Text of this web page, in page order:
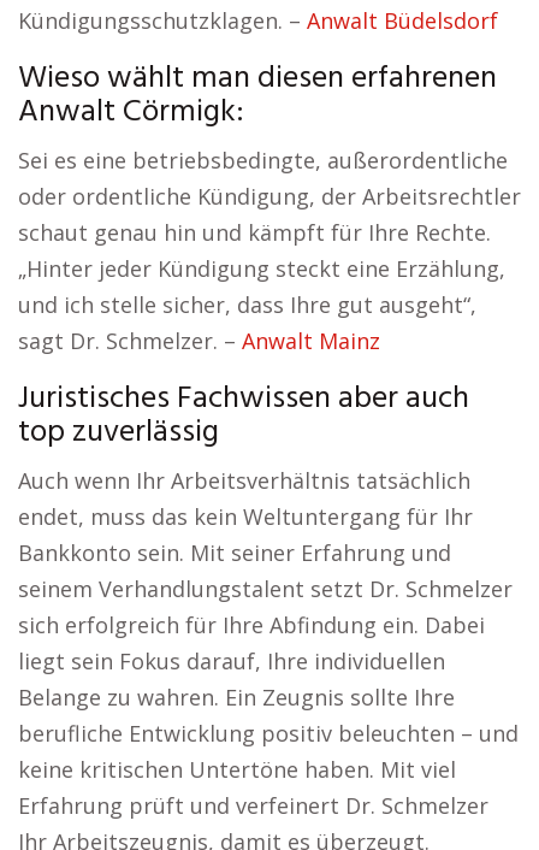
Kündigungsschutzklagen. – Anwalt Büdelsdorf
Wieso wählt man diesen erfahrenen
Anwalt Cörmigk:
Sei es eine betriebsbedingte, außerordentliche
oder ordentliche Kündigung, der Arbeitsrechtler
schaut genau hin und kämpft für Ihre Rechte.
„Hinter jeder Kündigung steckt eine Erzählung,
und ich stelle sicher, dass Ihre gut ausgeht“,
sagt Dr. Schmelzer. – Anwalt Mainz
Juristisches Fachwissen aber auch
top zuverlässig
Auch wenn Ihr Arbeitsverhältnis tatsächlich
endet, muss das kein Weltuntergang für Ihr
Bankkonto sein. Mit seiner Erfahrung und
seinem Verhandlungstalent setzt Dr. Schmelzer
sich erfolgreich für Ihre Abfindung ein. Dabei
liegt sein Fokus darauf, Ihre individuellen
Belange zu wahren. Ein Zeugnis sollte Ihre
berufliche Entwicklung positiv beleuchten – und
keine kritischen Untertöne haben. Mit viel
Erfahrung prüft und verfeinert Dr. Schmelzer
Ihr Arbeitszeugnis, damit es überzeugt.